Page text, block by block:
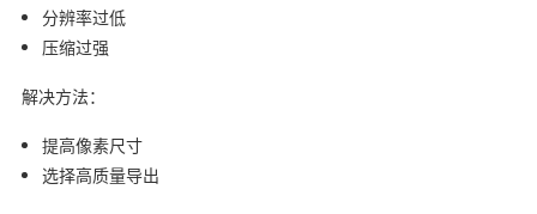
分辨率过低
压缩过强
解决方法：
提高像素尺寸
选择高质量导出